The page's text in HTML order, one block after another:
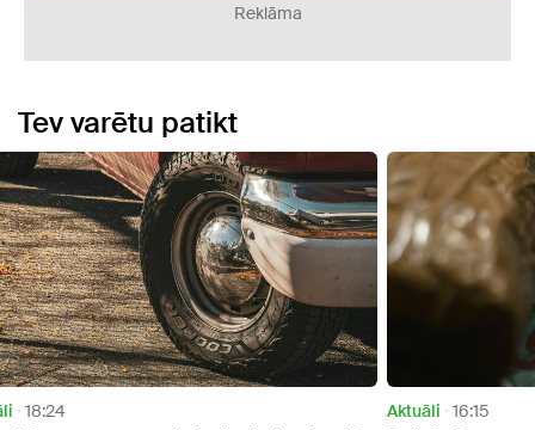
Reklāma
Tev varētu patikt
Aktuāli